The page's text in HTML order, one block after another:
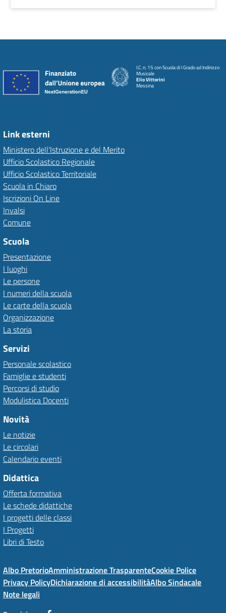
I.C. n. 15 con Scuola di I Grado ad Indirizzo
Musicale
Elio Vittorini
Messina
Link esterni
Ministero dell'Istruzione e del Merito
Ufficio Scolastico Regionale
Ufficio Scolastico Territoriale
Scuola in Chiaro
Iscrizioni On Line
Invalsi
Comune
Scuola
Presentazione
I luoghi
Le persone
I numeri della scuola
Le carte della scuola
Organizzazione
La storia
Servizi
Personale scolastico
Famiglie e studenti
Percorsi di studio
Modulistica Docenti
Novità
Le notizie
Le circolari
Calendario eventi
Didattica
Offerta formativa
Le schede didattiche
I progetti delle classi
I Progetti
Libri di Testo
Albo PretorioAmministrazione TrasparenteCookie Police
Privacy PolicyDichiarazione di accessibilitàAlbo Sindacale
Note legali